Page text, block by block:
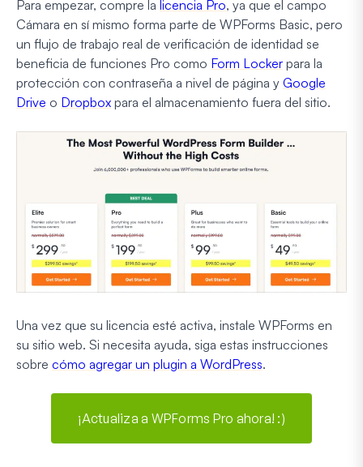
Para empezar, compre la licencia Pro, ya que el campo
Cámara en sí mismo forma parte de WPForms Basic, pero
un flujo de trabajo real de verificación de identidad se
beneficia de funciones Pro como Form Locker para la
protección con contraseña a nivel de página y Google
Drive o Dropbox para el almacenamiento fuera del sitio.
Una vez que su licencia esté activa, instale WPForms en
su sitio web. Si necesita ayuda, siga estas instrucciones
sobre cómo agregar un plugin a WordPress.
¡Actualiza a WPForms Pro ahora! :)